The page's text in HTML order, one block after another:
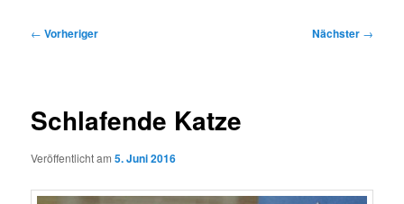
Beitragsnavigation
← Vorheriger Nächster →
Schlafende Katze
Veröffentlicht am5. Juni 2016